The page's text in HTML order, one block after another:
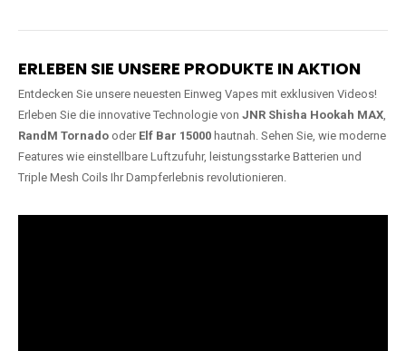
ERLEBEN SIE UNSERE PRODUKTE IN AKTION
Entdecken Sie unsere neuesten Einweg Vapes mit exklusiven Videos!
Erleben Sie die innovative Technologie von JNR Shisha Hookah MAX,
RandM Tornado oder Elf Bar 15000 hautnah. Sehen Sie, wie moderne
Features wie einstellbare Luftzufuhr, leistungsstarke Batterien und
Triple Mesh Coils Ihr Dampferlebnis revolutionieren.